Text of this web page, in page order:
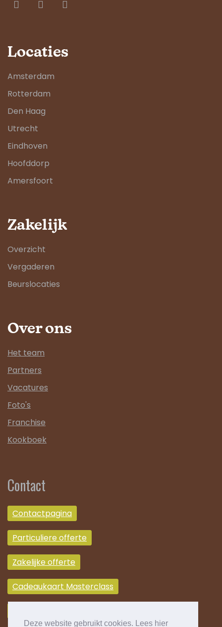
Deze website gebruikt cookies. Lees hier
Locaties
Amsterdam
Rotterdam
Den Haag
Utrecht
Eindhoven
Hoofddorp
Amersfoort
Zakelijk
Overzicht
Vergaderen
Beurslocaties
Over ons
Het team
Partners
Vacatures
Foto's
Franchise
Kookboek
Contact
Contactpagina
Particuliere offerte
Zakelijke offerte
Cadeaukaart Masterclass